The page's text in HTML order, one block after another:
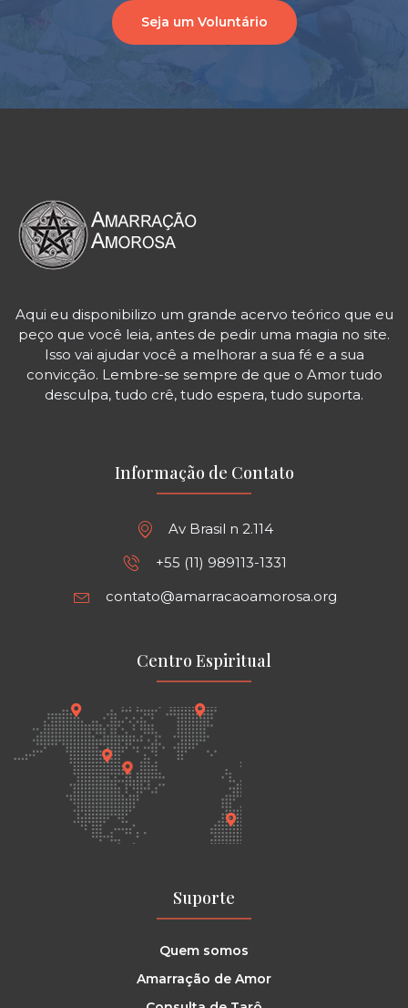
Seja um Voluntário
Aqui eu disponibilizo um grande acervo teórico que eu
peço que você leia, antes de pedir uma magia no site.
Isso vai ajudar você a melhorar a sua fé e a sua
convicção. Lembre-se sempre de que o Amor tudo
desculpa, tudo crê, tudo espera, tudo suporta.
Informação de Contato
Av Brasil n 2.114
+55 (11) 989113-1331
contato@amarracaoamorosa.org
Centro Espiritual
Suporte
Quem somos
Amarração de Amor